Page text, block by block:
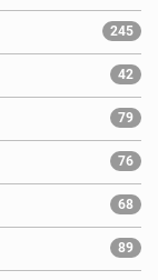
245
42
79
76
68
89